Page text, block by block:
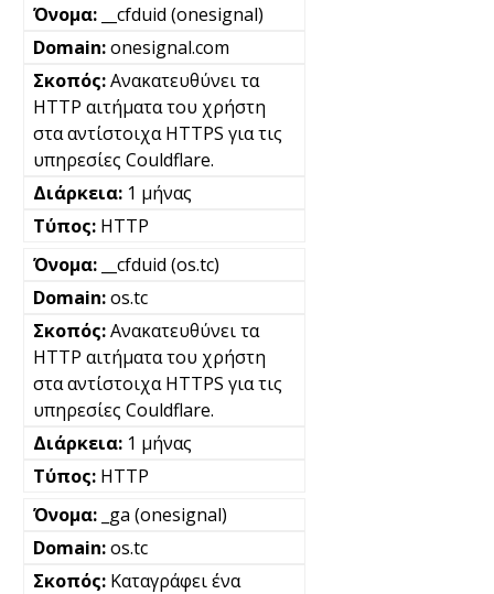
__cfduid (onesignal)
onesignal.com
Ανακατευθύνει τα
HTTP αιτήματα του χρήστη
στα αντίστοιχα HTTPS για τις
υπηρεσίες Couldflare.
1 μήνας
HTTP
__cfduid (os.tc)
os.tc
Ανακατευθύνει τα
HTTP αιτήματα του χρήστη
στα αντίστοιχα HTTPS για τις
υπηρεσίες Couldflare.
1 μήνας
HTTP
_ga (onesignal)
os.tc
Καταγράφει ένα